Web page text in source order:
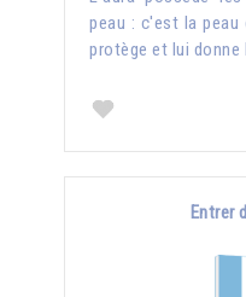
peau : c'est la peau
protège et lui
Entrer